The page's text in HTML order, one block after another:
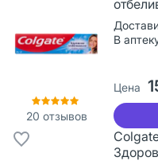
20 отзывов
В
Цена